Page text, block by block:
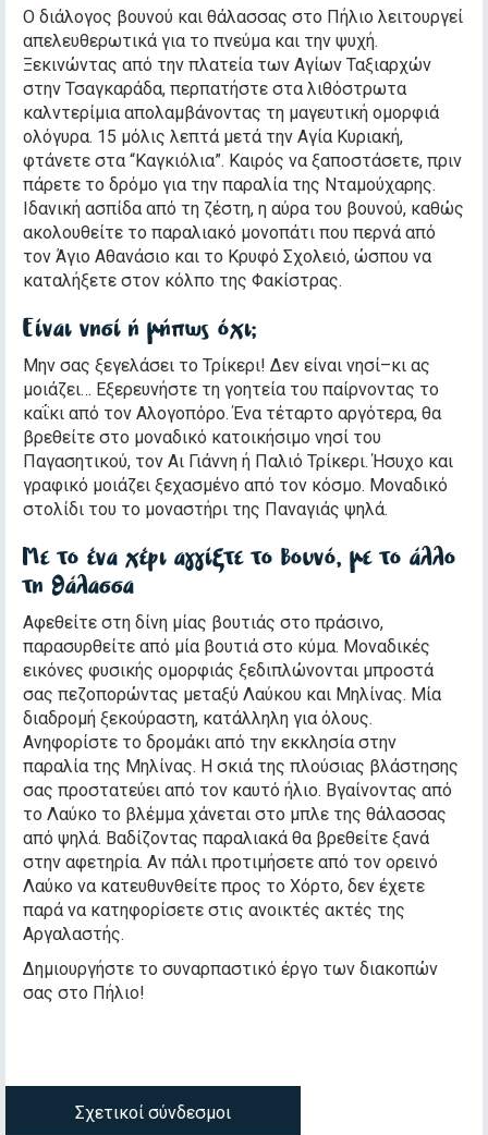
Ο διάλογος βουνού και θάλασσας στο Πήλιο λειτουργεί
απελευθερωτικά για το πνεύμα και την ψυχή.
Ξεκινώντας από την πλατεία των Αγίων Ταξιαρχών
στην Τσαγκαράδα, περπατήστε στα λιθόστρωτα
καλντερίμια απολαμβάνοντας τη μαγευτική ομορφιά
ολόγυρα. 15 μόλις λεπτά μετά την Αγία Κυριακή,
φτάνετε στα “Καγκιόλια”. Καιρός να ξαποστάσετε, πριν
πάρετε το δρόμο για την παραλία της Νταμούχαρης.
Ιδανική ασπίδα από τη ζέστη, η αύρα του βουνού, καθώς
ακολουθείτε το παραλιακό μονοπάτι που περνά από
τον Άγιο Αθανάσιο και το Κρυφό Σχολειό, ώσπου να
καταλήξετε στον κόλπο της Φακίστρας.
Είναι νησί ή μήπως όχι;
Μην σας ξεγελάσει το Τρίκερι! Δεν είναι νησί–κι ας
μοιάζει… Εξερευνήστε τη γοητεία του παίρνοντας το
καΐκι από τον Αλογοπόρο. Ένα τέταρτο αργότερα, θα
βρεθείτε στο μοναδικό κατοικήσιμο νησί του
Παγασητικού, τον Αι Γιάννη ή Παλιό Τρίκερι. Ήσυχο και
γραφικό μοιάζει ξεχασμένο από τον κόσμο. Μοναδικό
στολίδι του το μοναστήρι της Παναγιάς ψηλά.
Με το ένα χέρι αγγίξτε το βουνό, με το άλλο
τη θάλασσα
Αφεθείτε στη δίνη μίας βουτιάς στο πράσινο,
παρασυρθείτε από μία βουτιά στο κύμα. Μοναδικές
εικόνες φυσικής ομορφιάς ξεδιπλώνονται μπροστά
σας πεζοπορώντας μεταξύ Λαύκου και Μηλίνας. Μία
διαδρομή ξεκούραστη, κατάλληλη για όλους.
Ανηφορίστε το δρομάκι από την εκκλησία στην
παραλία της Μηλίνας. Η σκιά της πλούσιας βλάστησης
σας προστατεύει από τον καυτό ήλιο. Βγαίνοντας από
το Λαύκο το βλέμμα χάνεται στο μπλε της θάλασσας
από ψηλά. Βαδίζοντας παραλιακά θα βρεθείτε ξανά
στην αφετηρία. Αν πάλι προτιμήσετε από τον ορεινό
Λαύκο να κατευθυνθείτε προς το Χόρτο, δεν έχετε
παρά να κατηφορίσετε στις ανοικτές ακτές της
Αργαλαστής.
Δημιουργήστε το συναρπαστικό έργο των διακοπών
σας στο Πήλιο!
Σχετικοί σύνδεσμοι